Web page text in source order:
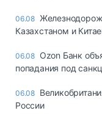
06.08
Казахстаном и
06.08 Ozon Банк
попадания под
06.08
России